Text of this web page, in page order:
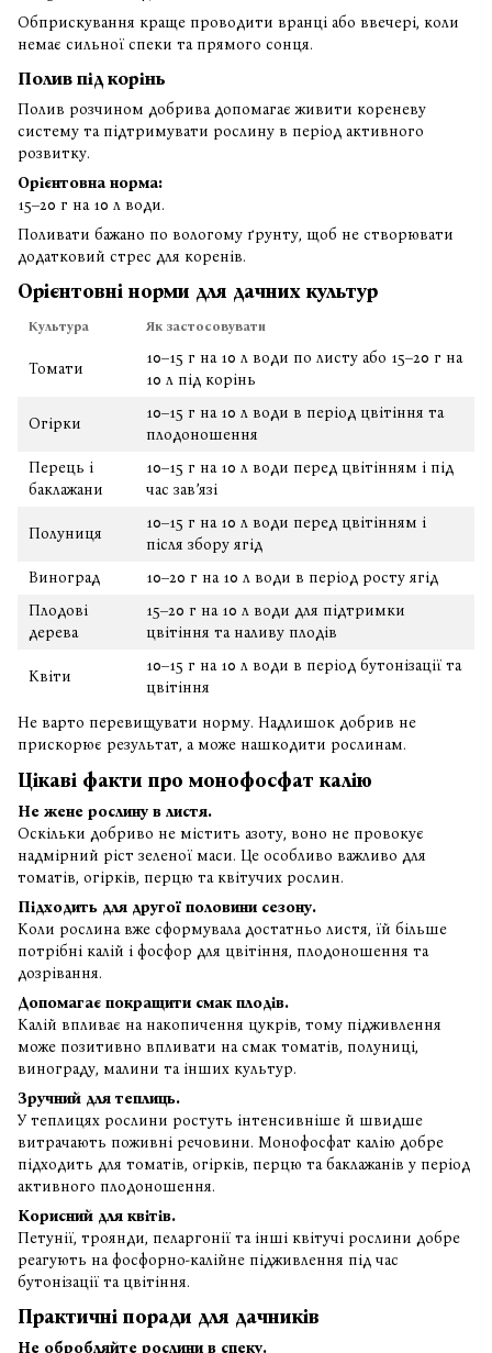
Обприскування краще проводити вранці або ввечері, коли
немає сильної спеки та прямого сонця.
Полив під корінь
Полив розчином добрива допомагає живити кореневу
систему та підтримувати рослину в період активного
розвитку.
Орієнтовна норма:
15–20 г на 10 л води.
Поливати бажано по вологому ґрунту, щоб не створювати
додатковий стрес для коренів.
Орієнтовні норми для дачних культур
Культура Як застосовувати
Томати
10–15 г на 10 л води по листу або 15–20 г на
10 л під корінь
Огірки
10–15 г на 10 л води в період цвітіння та
плодоношення
Перець і
баклажани
10–15 г на 10 л води перед цвітінням і під
час зав’язі
Полуниця
10–15 г на 10 л води перед цвітінням і
після збору ягід
Виноград
10–20 г на 10 л води в період росту ягід
Плодові
дерева
15–20 г на 10 л води для підтримки
цвітіння та наливу плодів
Квіти
10–15 г на 10 л води в період бутонізації та
цвітіння
Не варто перевищувати норму. Надлишок добрив не
прискорює результат, а може нашкодити рослинам.
Цікаві факти про монофосфат калію
Не жене рослину в листя.
Оскільки добриво не містить азоту, воно не провокує
надмірний ріст зеленої маси. Це особливо важливо для
томатів, огірків, перцю та квітучих рослин.
Підходить для другої половини сезону.
Коли рослина вже сформувала достатньо листя, їй більше
потрібні калій і фосфор для цвітіння, плодоношення та
дозрівання.
Допомагає покращити смак плодів.
Калій впливає на накопичення цукрів, тому підживлення
може позитивно впливати на смак томатів, полуниці,
винограду, малини та інших культур.
Зручний для теплиць.
У теплицях рослини ростуть інтенсивніше й швидше
витрачають поживні речовини. Монофосфат калію добре
підходить для томатів, огірків, перцю та баклажанів у період
активного плодоношення.
Корисний для квітів.
Петунії, троянди, пеларгонії та інші квітучі рослини добре
реагують на фосфорно-калійне підживлення під час
бутонізації та цвітіння.
Практичні поради для дачників
Не обробляйте рослини в спеку.